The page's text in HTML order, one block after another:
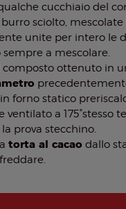
cucchiaio del
sciolto, mescolate
unite per intero le
a mescolare.
ottenuto in
forno statico
ventilato a 175°stesso
prova stecchino.
torta al cacao dallo